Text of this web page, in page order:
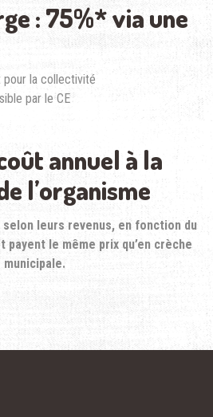
: 75%* via une
pour la collectivité
par le CE
annuel à la
l’organisme
leurs revenus, en fonction du
payent le même prix qu’en crèche
municipale.